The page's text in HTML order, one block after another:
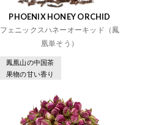
PHOENIX HONEY ORCHID
フェニックスハネーオーキッド（鳳
凰単そう）
鳳凰山の中国茶
果物の甘い香り